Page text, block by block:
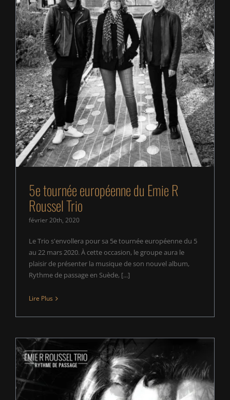
5e tournée européenne du Emie R Roussel Trio
5e tournée européenne du Emie R
Roussel Trio
février 20th, 2020
Le Trio s'envollera pour sa 5e tournée européenne du 5
au 22 mars 2020. À cette occasion, le groupe aura le
plaisir de présenter la musique de son nouvel album,
Rythme de passage en Suède, [...]
Lire Plus